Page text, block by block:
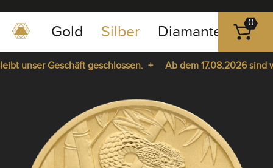
0351
-
43
Gold Silber Diamanten
0
unser Geschäft geschlossen. +
Ab dem 17.08.2026 sind